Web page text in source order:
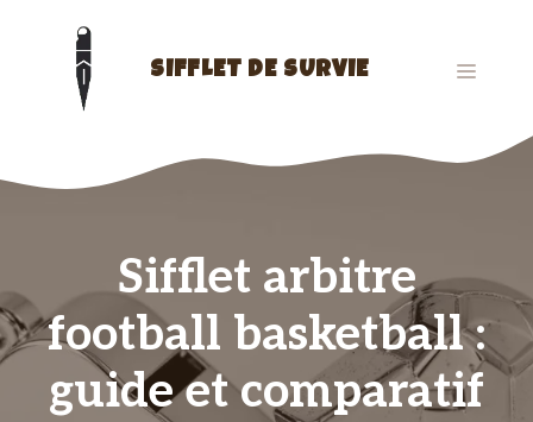
SIFFLET DE SURVIE MENU
Sifflet arbitre
football basketball :
guide et comparatif